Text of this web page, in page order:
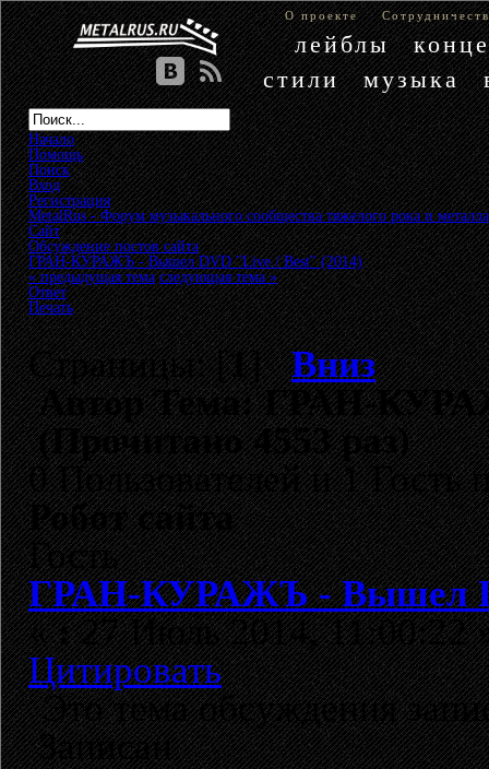
О проекте
лейблы
стили
музыка
Начало
Помощь
Поиск
Вход
Регистрация
MetalRus - Форум музыкального сообщества тяжелого рока и металла
Сайт»
Обсуждение постов сайта»
ГРАН-КУРАЖЪ - Вышел DVD "Live / Best" (2014)
« предыдущая тема следующая тема »
Ответ
Печать
Страницы: [1]Вниз
АвторТема: ГРАН-
(Прочитано 4553 раз)
0 Пользователей и 1 Гость
Робот сайта
Гость
ГРАН-КУРАЖЪ - Вышел
«:27 Июль 2014, 11:00:22
Цитировать
Это тема обсуждения
Записан